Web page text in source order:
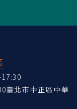
臺北市中正區中華